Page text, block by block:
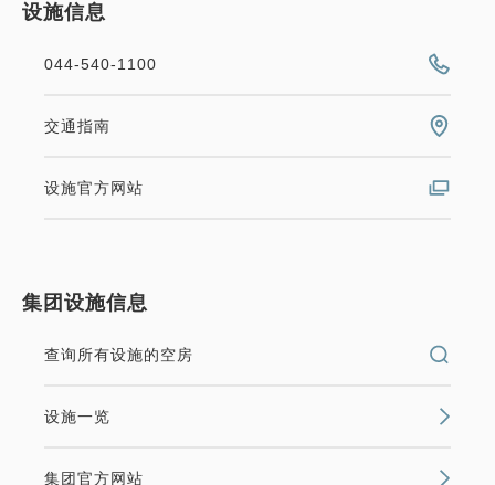
设施信息
044-540-1100
交通指南
设施官方网站
集团设施信息
查询所有设施的空房
设施一览
集团官方网站